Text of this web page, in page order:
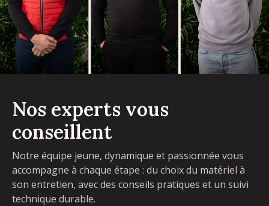
Nos experts vous
conseillent
Notre équipe jeune, dynamique et passionnée vous
accompagne à chaque étape : du choix du matériel à
son entretien, avec des conseils pratiques et un suivi
technique durable.